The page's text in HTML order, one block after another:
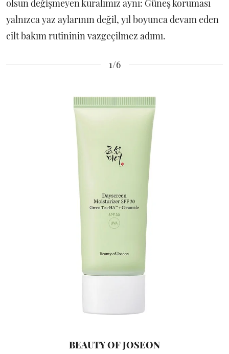
olsun değişmeyen kuralımız aynı: Güneş koruması
yalnızca yaz aylarının değil, yıl boyunca devam eden
cilt bakım rutininin vazgeçilmez adımı.
1/6
BEAUTY OF JOSEON